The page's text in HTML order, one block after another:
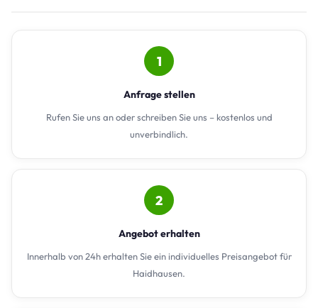
1
Anfrage stellen
Rufen Sie uns an oder schreiben Sie uns – kostenlos und
unverbindlich.
2
Angebot erhalten
Innerhalb von 24h erhalten Sie ein individuelles Preisangebot für
Haidhausen.